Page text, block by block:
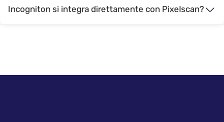
Incogniton si integra direttamente con Pixelscan?